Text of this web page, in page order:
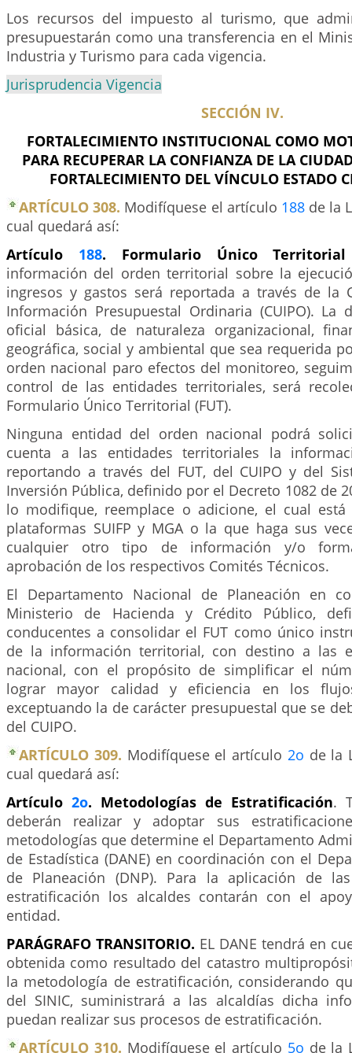
Los recursos del impuesto al turismo, que
presupuestarán como una transferencia en el
Industria y Turismo para cada vigencia.
Jurisprudencia Vigencia
SECCIÓN IV.
FORTALECIMIENTO INSTITUCIONAL COMO
PARA RECUPERAR LA CONFIANZA DE LA
FORTALECIMIENTO DEL VÍNCULO ESTADO
ARTÍCULO 308. Modifíquese el artículo 188de la
cual quedará así:
Artículo 188. Formulario Único Territorial
información del orden territorial sobre la
ingresos y gastos será reportada a través de la
Información Presupuestal Ordinaria (CUIPO). La
oficial básica, de naturaleza organizacional,
geográfica, social y ambiental que sea requerida
orden nacional paro efectos del monitoreo,
control de las entidades territoriales, será
Formulario Único Territorial (FUT).
Ninguna entidad del orden nacional podrá
cuenta a las entidades territoriales la
reportando a través del FUT, del CUIPO y del
Inversión Pública, definido por el Decreto 1082 de
lo modifique, reemplace o adicione, el cual
plataformas SUIFP y MGA o la que haga sus
cualquier otro tipo de información y/o
aprobación de los respectivos Comités Técnicos.
El Departamento Nacional de Planeación en
Ministerio de Hacienda y Crédito Público,
conducentes a consolidar el FUT como único
de la información territorial, con destino a las
nacional, con el propósito de simplificar el
lograr mayor calidad y eficiencia en los
exceptuando la de carácter presupuestal que se
del CUIPO.
ARTÍCULO 309. Modifíquese el artículo 2o de la
cual quedará así:
Artículo 2o. Metodologías de Estratificación.
deberán realizar y adoptar sus
metodologías que determine el Departamento
de Estadística (DANE) en coordinación con el
de Planeación (DNP). Para la aplicación de
estratificación los alcaldes contarán con el
entidad.
PARÁGRAFO TRANSITORIO. EL DANE tendrá en
obtenida como resultado del catastro
la metodología de estratificación, considerando
del SINIC, suministrará a las alcaldías dicha
puedan realizar sus procesos de estratificación.
ARTÍCULO 310. Modifíquese el artículo 5o de la